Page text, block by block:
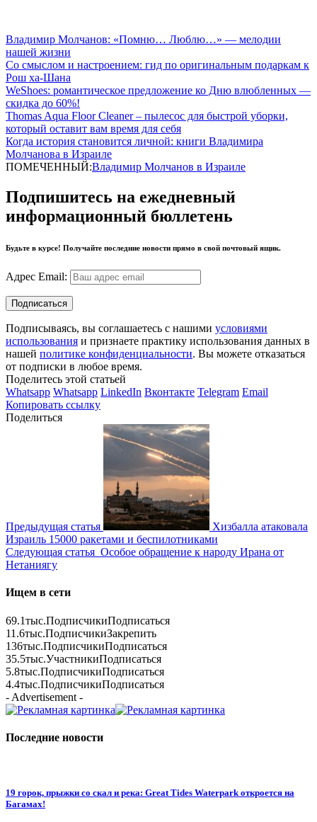
Владимир Молчанов: «Помню… Люблю…» — мелодии
нашей жизни
Со смыслом и настроением: гид по оригинальным подаркам к
Рош ха-Шана
WeShoes: романтическое предложение ко Дню влюбленных —
скидка до 60%!
Thomas Aqua Floor Cleaner – пылесос для быстрой уборки,
который оставит вам время для себя
Когда история становится личной: книги Владимира
Молчанова в Израиле
ПОМЕЧЕННЫЙ:Владимир Молчанов в Израиле
Подпишитесь на ежедневный
информационный бюллетень
Будьте в курсе! Получайте последние новости прямо в свой почтовый ящик.
Адрес Email:
Подписываясь, вы соглашаетесь с нашими условиями
использования и признаете практику использования данных в
нашей политике конфиденциальности. Вы можете отказаться
от подписки в любое время.
Поделитесь этой статьей
Whatsapp Whatsapp LinkedIn Вконтакте Telegram Email
Копировать ссылку
Поделиться
Предыдущая статья
Хизбалла атаковала
Израиль 15000 ракетами и беспилотниками
Следующая статья Особое обращение к народу Ирана от
Нетаниягу
Ищем в сети
69.1тыс.ПодписчикиПодписаться
11.6тыс.ПодписчикиЗакрепить
136тыс.ПодписчикиПодписаться
35.5тыс.УчастникиПодписаться
5.8тыс.ПодписчикиПодписаться
4.4тыс.ПодписчикиПодписаться
- Advertisement -
Последние новости
19 горок, прыжки со скал и река: Great Tides Waterpark откроется на
Багамах!